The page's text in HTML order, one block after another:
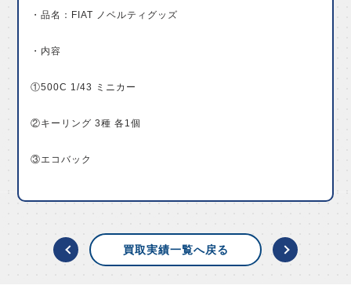
・品名：FIAT ノベルティグッズ
・内容
①500C 1/43 ミニカー
②キーリング 3種 各1個
③エコバック
買取実績一覧へ戻る